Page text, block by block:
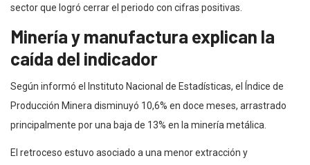
sector que logró cerrar el periodo con cifras positivas.
Minería y manufactura explican la
caída del indicador
Según informó el Instituto Nacional de Estadísticas, el Índice de
Producción Minera disminuyó 10,6% en doce meses, arrastrado
principalmente por una baja de 13% en la minería metálica.
El retroceso estuvo asociado a una menor extracción y